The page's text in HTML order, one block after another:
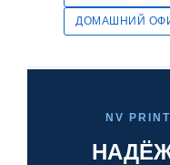
ДОМАШНИЙ
NV